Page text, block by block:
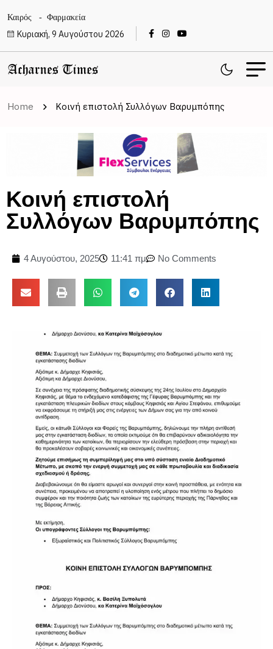
Καιρός Φαρμακεία
Κυριακή, 9 Αυγούστου 2026
Home Κοινή επιστολή Συλλόγων Βαρυμπόπης
Κοινή επιστολή
Συλλόγων Βαρυμπόπης
4 Αυγούστου, 2025 11:41 πμ No Comments